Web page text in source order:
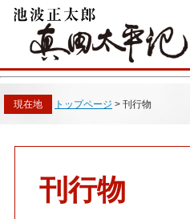
先
頭
を
飛
現在地 トップページ > 刊行物
刊行物